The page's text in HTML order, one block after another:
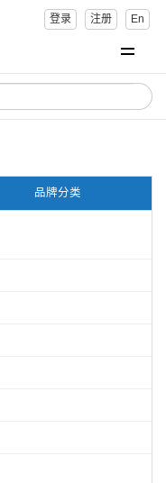
登录 注册 En
品牌分类